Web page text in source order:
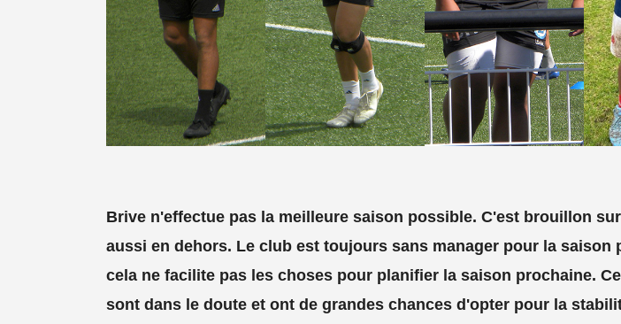
Brive n'effectue pas la meilleure saison possible. C'est brouillon
aussi en dehors. Le club est toujours sans manager pour la saison
cela ne facilite pas les choses pour planifier la saison prochaine.
sont dans le doute et ont de grandes chances d'opter pour la